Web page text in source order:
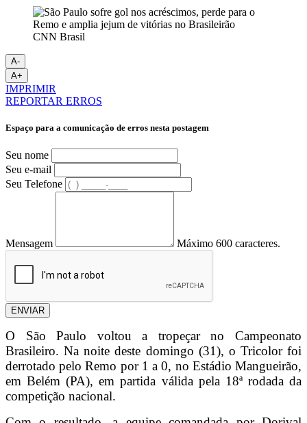
CNN Brasil
A-
A+
IMPRIMIR
REPORTAR ERROS
Espaço para a comunicação de erros nesta postagem
Seu nome
Seu e-mail
Seu Telefone
Mensagem Máximo 600 caracteres.
ENVIAR
O São Paulo voltou a tropeçar no Campeonato
Brasileiro. Na noite deste domingo (31), o Tricolor foi
derrotado pelo Remo por 1 a 0, no Estádio Mangueirão,
em Belém (PA), em partida válida pela 18ª rodada da
competição nacional.